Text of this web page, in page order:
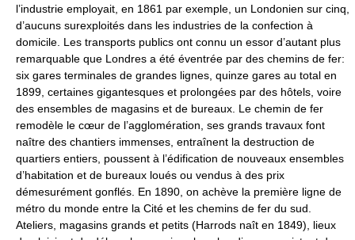
l’industrie employait, en 1861 par exemple, un Londonien sur cinq,
d’aucuns surexploités dans les industries de la confection à
domicile. Les transports publics ont connu un essor d’autant plus
remarquable que Londres a été éventrée par des chemins de fer:
six gares terminales de grandes lignes, quinze gares au total en
1899, certaines gigantesques et prolongées par des hôtels, voire
des ensembles de magasins et de bureaux. Le chemin de fer
remodèle le cœur de l’agglomération, ses grands travaux font
naître des chantiers immenses, entraînent la destruction de
quartiers entiers, poussent à l’édification de nouveaux ensembles
d’habitation et de bureaux loués ou vendus à des prix
démesurément gonflés. En 1890, on achève la première ligne de
métro du monde entre la Cité et les chemins de fer du sud.
Ateliers, magasins grands et petits (Harrods naît en 1849), lieux